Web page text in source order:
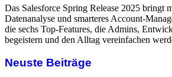
Das Salesforce Spring Release 2025 bringt
Datenanalyse und smarteres Account-
die sechs Top-Features, die Admins,
begeistern und den Alltag vereinfachen
Neuste Beiträge